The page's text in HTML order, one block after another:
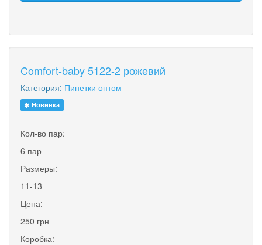
Comfort-baby 5122-2 рожевий
Категория: Пинетки оптом
Новинка
Кол-во пар:
6 пар
Размеры:
11-13
Цена:
250 грн
Коробка: